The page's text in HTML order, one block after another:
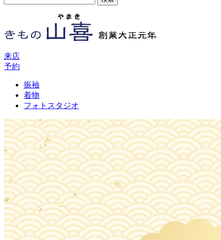
来店
予約
振袖
着物
フォトスタジオ